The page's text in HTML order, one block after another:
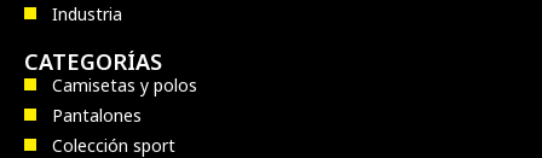
Industria
CATEGORÍAS
Camisetas y polos
Pantalones
Colección sport